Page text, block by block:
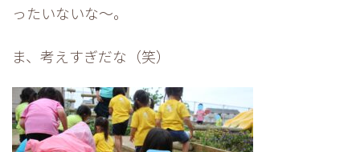
ったいないな～。
ま、考えすぎだな（笑）